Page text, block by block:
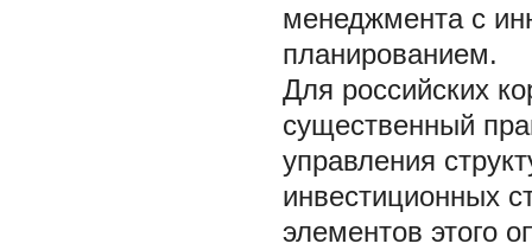
менеджмента с
планированием.
Для российских
существенный
управления
инвестиционных
элементов этого